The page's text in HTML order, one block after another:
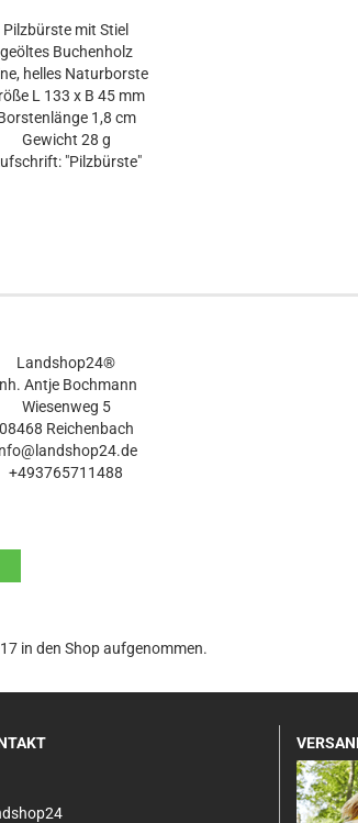
Pilzbürste mit Stiel
geöltes Buchenholz
helles Naturborste
L 133 x B 45 mm
1,8 cm
Gewicht 28 g
"Pilzbürste"
Landshop24®
Antje Bochmann
Wiesenweg 5
08468 Reichenbach
+493765711488
in den Shop aufgenommen.